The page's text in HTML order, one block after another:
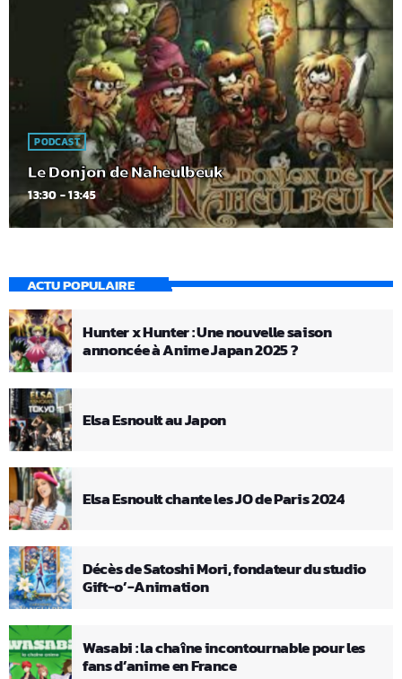
PODCAST
Le Donjon de Naheulbeuk
13:30 - 13:45
ACTU POPULAIRE
Hunter x Hunter : Une nouvelle saison
annoncée à Anime Japan 2025 ?
Elsa Esnoult au Japon
Elsa Esnoult chante les JO de Paris 2024
Décès de Satoshi Mori, fondateur du studio
Gift-o’-Animation
Wasabi : la chaîne incontournable pour les
fans d’anime en France